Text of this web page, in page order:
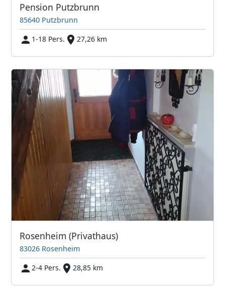
Pension Putzbrunn
85640 Putzbrunn
1-18 Pers.
27,26 km
Rosenheim (Privathaus)
83026 Rosenheim
2-4 Pers.
28,85 km